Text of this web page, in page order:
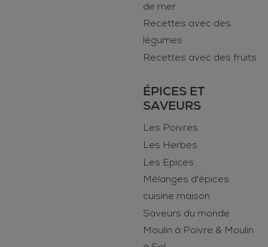
de mer
Recettes avec des
légumes
Recettes avec des fruits
ÉPICES ET
SAVEURS
Les Poivres
Les Herbes
Les Epices
Mélanges d'épices
cuisine maison
Saveurs du monde
Moulin à Poivre & Moulin